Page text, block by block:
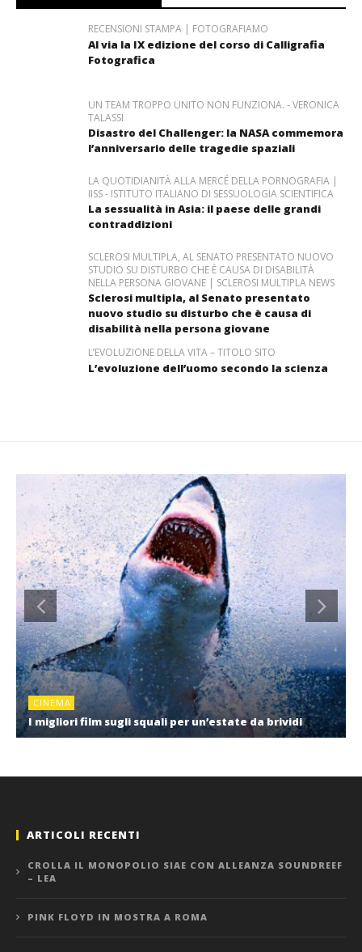
RECENSIONI STAMPA | FOTOGRAFIAMO
Al via la IX edizione del corso di Calligrafia
Fotografica
UN TEAM TROPPO UNITO NON FUNZIONA. - VERONICA
TALASSI
Disastro del Challenger: la NASA commemora
l’anniversario delle tragedie spaziali
LA QUOTIDIANITÀ ALLA MERCÉ DELLA PORNOGRAFIA |
IISS - ISTITUTO ITALIANO DI SESSUOLOGIA SCIENTIFICA
La sessualità in Asia: il paese delle grandi
contraddizioni
SCLEROSI MULTIPLA, AL SENATO PRESENTATO NUOVO
STUDIO SU DISTURBO CHE È CAUSA DI DISABILITÀ
NELLA PERSONA GIOVANE | SCLEROSI MULTIPLA NEWS
Sclerosi multipla, al Senato presentato
nuovo studio su disturbo che è causa di
disabilità nella persona giovane
L’EVOLUZIONE DELLA VITA – TITOLO SITO
L’evoluzione dell’uomo secondo la scienza
CINEMA
I migliori film sugli squali per un’estate da brividi
ARTICOLI RECENTI
CROLLA IL MONOPOLIO SIAE CON ALLEANZA SOUNDREEF
– LEA
PINK FLOYD IN MOSTRA A ROMA